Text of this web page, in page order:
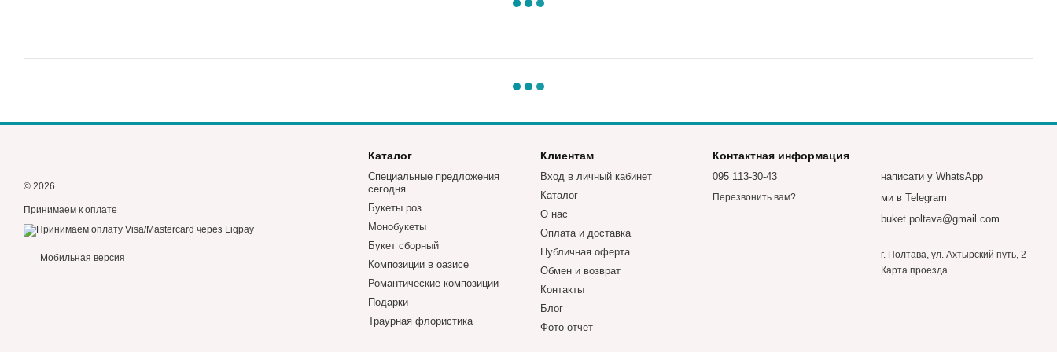
© 2026
Принимаем к оплате
Мобильная версия
Каталог
Специальные предложения
сегодня
Букеты роз
Монобукеты
Букет сборный
Композиции в оазисе
Романтические композиции
Подарки
Траурная флористика
Клиентам
Вход в личный кабинет
Каталог
О нас
Оплата и доставка
Публичная оферта
Обмен и возврат
Контакты
Блог
Фото отчет
Контактная информация
095 113-30-43
Перезвонить вам?
написати у WhatsApp
ми в Telegram
buket.poltava@gmail.com
г. Полтава, ул. Ахтырский путь, 2
Карта проезда